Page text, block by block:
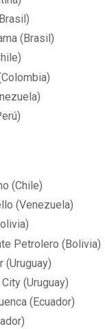
(Brasil)
(Chile)
(Venezuela)
Petrolero (Bolivia)
(Uruguay)
(Uruguay)
(Ecuador)